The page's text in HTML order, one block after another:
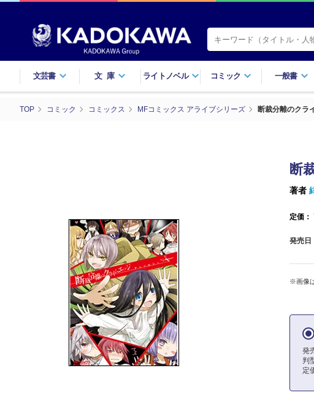
文芸書 文庫 ライトノベル コミック 一般書
TOP コミック コミックス MFコミックス アライブシリーズ 断裁分離のクラ
断
著者
定価：
発売日
※画像
発
判
定